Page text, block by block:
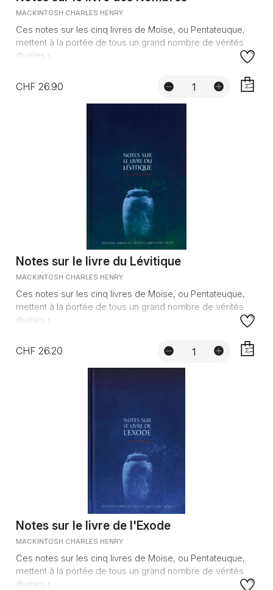
MACKINTOSH CHARLES HENRY
Ces notes sur les cinq livres de Moïse, ou Pentateuque,
mettent à la portée de tous un grand nombre de vérités
divines r...
CHF 26.90
Notes sur le livre du Lévitique
MACKINTOSH CHARLES HENRY
Ces notes sur les cinq livres de Moïse, ou Pentateuque,
mettent à la portée de tous un grand nombre de vérités
divines r...
CHF 26.20
Notes sur le livre de l'Exode
MACKINTOSH CHARLES HENRY
Ces notes sur les cinq livres de Moïse, ou Pentateuque,
mettent à la portée de tous un grand nombre de vérités
divines r...